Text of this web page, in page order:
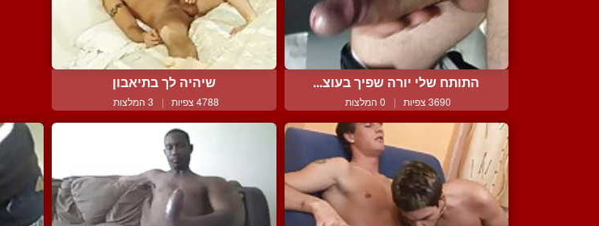
התותח שלי יורה שפיך בעוצ...
3690 צפיות | 0 המלצות
שיהיה לך בתיאבון
4788 צפיות | 3 המלצות